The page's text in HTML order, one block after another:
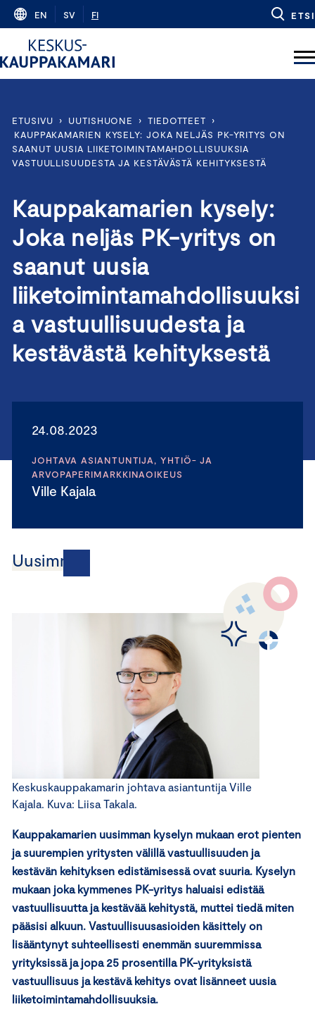
Skip
content
EN SV FI ETSI
ETUSIVU › UUTISHUONE › TIEDOTTEET
›
KAUPPAKAMARIEN KYSELY: JOKA NELJÄS PK-YRITYS ON
SAANUT UUSIA LIIKETOIMINTAMAHDOLLISUUKSIA
VASTUULLISUUDESTA JA KESTÄVÄSTÄ KEHITYKSESTÄ
Kauppakamarien kysely:
Joka neljäs PK-yritys on
saanut uusia
liiketoimintamahdollisuuksi
a vastuullisuudesta ja
kestävästä kehityksestä
24.08.2023
JOHTAVA ASIANTUNTIJA, YHTIÖ- JA
ARVOPAPERIMARKKINAOIKEUS
Ville Kajala
Uusimmat
Keskuskauppakamarin johtava asiantuntija Ville
Kajala. Kuva: Liisa Takala.
Kauppakamarien uusimman kyselyn mukaan erot pienten
ja suurempien yritysten välillä vastuullisuuden ja
kestävän kehityksen edistämisessä ovat suuria. Kyselyn
mukaan joka kymmenes PK-yritys haluaisi edistää
vastuullisuutta ja kestävää kehitystä, muttei tiedä miten
pääsisi alkuun. Vastuullisuusasioiden käsittely on
lisääntynyt suhteellisesti enemmän suuremmissa
yrityksissä ja jopa 25 prosentilla PK-yrityksistä
vastuullisuus ja kestävä kehitys ovat lisänneet uusia
liiketoimintamahdollisuuksia.